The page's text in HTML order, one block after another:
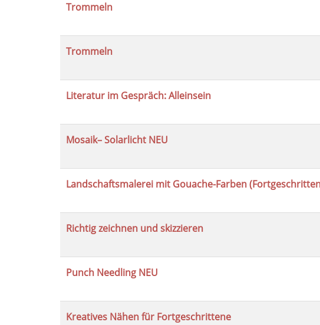
Trommeln
Trommeln
Literatur im Gespräch: Alleinsein
Mosaik– Solarlicht NEU
Landschaftsmalerei mit Gouache-Farben
Richtig zeichnen und skizzieren
Punch Needling NEU
Kreatives Nähen für Fortgeschrittene